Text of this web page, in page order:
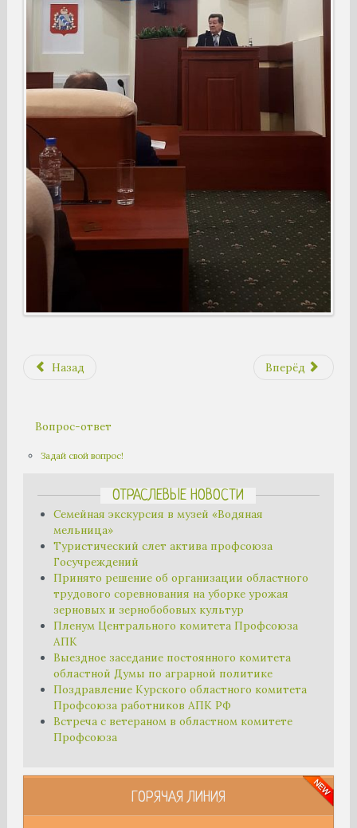
Назад Вперёд
Вопрос-ответ
Задай свой вопрос!
ОТРАСЛЕВЫЕ НОВОСТИ
Семейная экскурсия в музей «Водяная
мельница»
Туристический слет актива профсоюза
Госучреждений
Принято решение об организации областного
трудового соревнования на уборке урожая
зерновых и зернобобовых культур
Пленум Центрального комитета Профсоюза
АПК
Выездное заседание постоянного комитета
областной Думы по аграрной политике
Поздравление Курского областного комитета
Профсоюза работников АПК РФ
Встреча с ветераном в областном комитете
Профсоюза
ГОРЯЧАЯ ЛИНИЯ